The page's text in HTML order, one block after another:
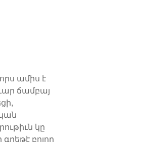
ամիս է
ճամբայ
կը
բոլոր